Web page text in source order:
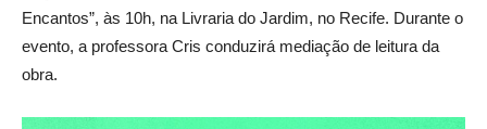
Encantos”, às 10h, na Livraria do Jardim, no Recife. Durante o
evento, a professora Cris conduzirá mediação de leitura da
obra.